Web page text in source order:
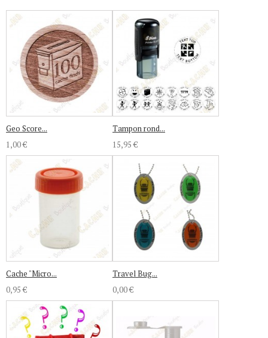
Geo Score...
1,00 €
Tampon rond...
15,95 €
Cache "Micro...
0,95 €
Travel Bug...
0,00 €